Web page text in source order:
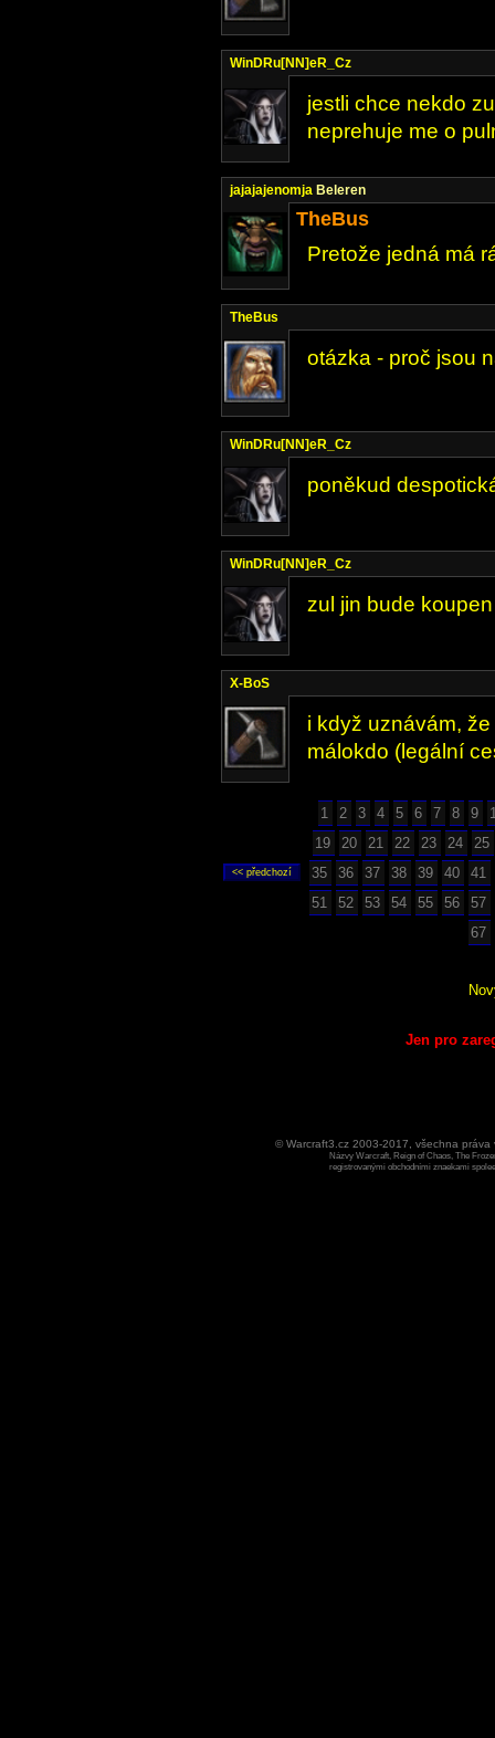
WinDRu[NN]eR_Cz
jestli chce nekdo
neprehuje me o
jajajajenomja Beleren
TheBus
Pretože jedná má
TheBus
otázka - proč jsou
WinDRu[NN]eR_Cz
poněkud
WinDRu[NN]eR_Cz
zul jin bude koupen
X-BoS
i když uznávám,
málokdo (legální
1 2 3 4 5 6 7 8 9
19
20 21 22 23 24
25
35
36 37 38 39 40
41
51
52 53 54 55 56
57
67
Jen pro
© Warcraft3.cz 2003-2017, všechna
Názvy Warcraft, Reign of Chaos, The
registrovanými obchodními znaekami